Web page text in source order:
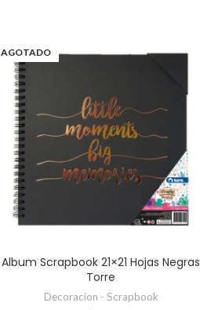
AGOTADO
Album Scrapbook 21×21 Hojas Negras
Torre
Decoracion - Scrapbook